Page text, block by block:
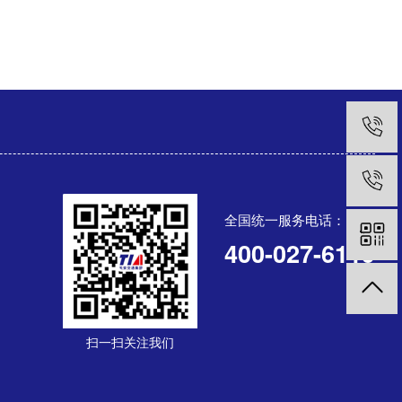
扫一扫关注我们
全国统一服务电话：
400-027-6119